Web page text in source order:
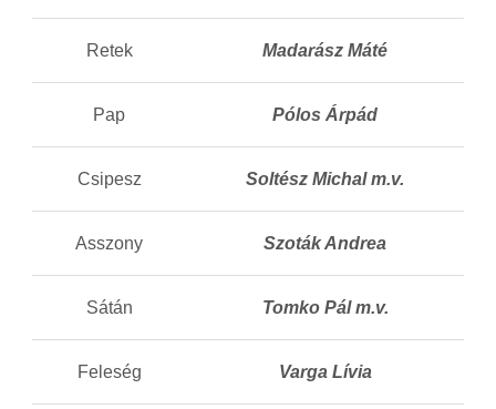
Retek Madarász Máté
Pap Pólos Árpád
Csipesz Soltész Michal m.v.
Asszony Szoták Andrea
Sátán Tomko Pál m.v.
Feleség Varga Lívia